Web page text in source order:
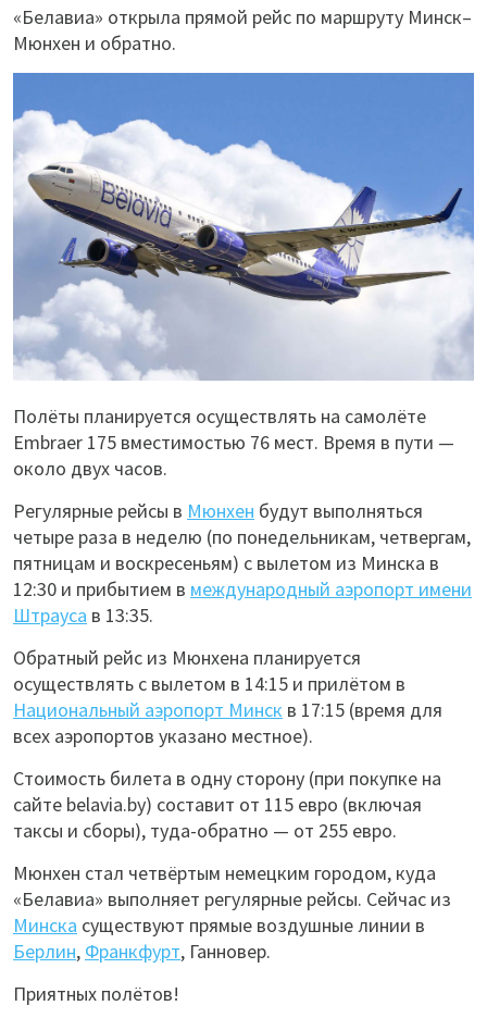
«Белавиа» открыла прямой рейс по маршруту Минск–
Мюнхен и обратно.
Полёты планируется осуществлять на самолёте
Embraer 175 вместимостью 76 мест. Время в пути —
около двух часов.
Регулярные рейсы в Мюнхен будут выполняться
четыре раза в неделю (по понедельникам, четвергам,
пятницам и воскресеньям) с вылетом из Минска в
12:30 и прибытием в международный аэропорт имени
Штрауса в 13:35.
Обратный рейс из Мюнхена планируется
осуществлять с вылетом в 14:15 и прилётом в
Национальный аэропорт Минск в 17:15 (время для
всех аэропортов указано местное).
Стоимость билета в одну сторону (при покупке на
сайте belavia.by) составит от 115 евро (включая
таксы и сборы), туда-обратно — от 255 евро.
Мюнхен стал четвёртым немецким городом, куда
«Белавиа» выполняет регулярные рейсы. Сейчас из
Минска существуют прямые воздушные линии в
Берлин, Франкфурт, Ганновер.
Приятных полётов!